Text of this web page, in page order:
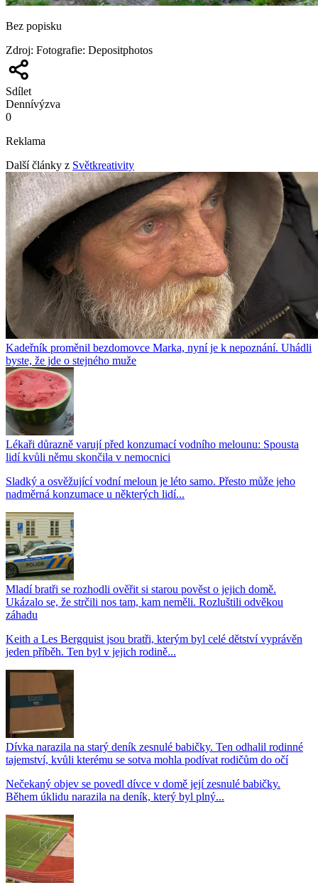
Bez popisku
Zdroj: Fotografie: Depositphotos
Sdílet
Dennívýzva
0
Reklama
Další články z Světkreativity
Kadeřník proměnil bezdomovce Marka, nyní je k nepoznání. Uhádli
byste, že jde o stejného muže
Lékaři důrazně varují před konzumací vodního melounu: Spousta
lidí kvůli němu skončila v nemocnici
Sladký a osvěžující vodní meloun je léto samo. Přesto může jeho
nadměrná konzumace u některých lidí...
Mladí bratři se rozhodli ověřit si starou pověst o jejich domě.
Ukázalo se, že strčili nos tam, kam neměli. Rozluštili odvěkou
záhadu
Keith a Les Bergquist jsou bratři, kterým byl celé dětství vyprávěn
jeden příběh. Ten byl v jejich rodině...
Dívka narazila na starý deník zesnulé babičky. Ten odhalil rodinné
tajemství, kvůli kterému se sotva mohla podívat rodičům do očí
Nečekaný objev se povedl dívce v domě její zesnulé babičky.
Během úklidu narazila na deník, který byl plný...